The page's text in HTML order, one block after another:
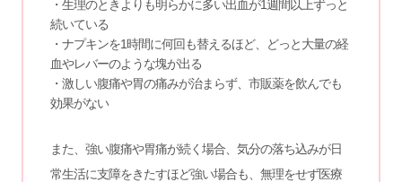
・生理のときよりも明らかに多い出血が1週間以上ずっと
続いている
・ナプキンを1時間に何回も替えるほど、どっと大量の経
血やレバーのような塊が出る
・激しい腹痛や胃の痛みが治まらず、市販薬を飲んでも
効果がない
また、強い腹痛や胃痛が続く場合、気分の落ち込みが日
常生活に支障をきたすほど強い場合も、無理をせず医療